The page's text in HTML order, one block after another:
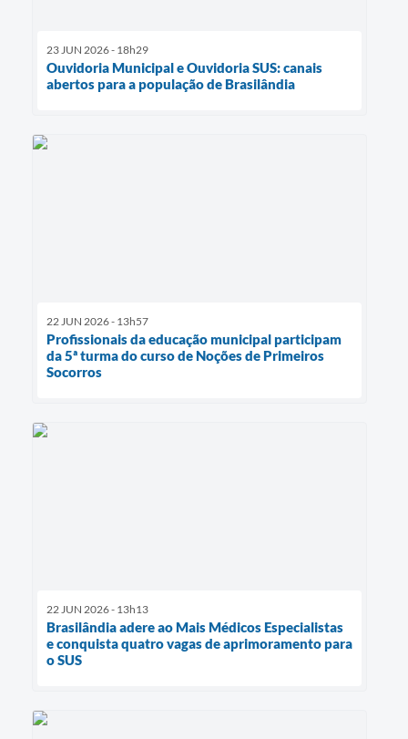
23 JUN 2026 - 18h29
Ouvidoria Municipal e Ouvidoria SUS: canais
abertos para a população de Brasilândia
22 JUN 2026 - 13h57
Profissionais da educação municipal participam
da 5ª turma do curso de Noções de Primeiros
Socorros
22 JUN 2026 - 13h13
Brasilândia adere ao Mais Médicos Especialistas
e conquista quatro vagas de aprimoramento para
o SUS